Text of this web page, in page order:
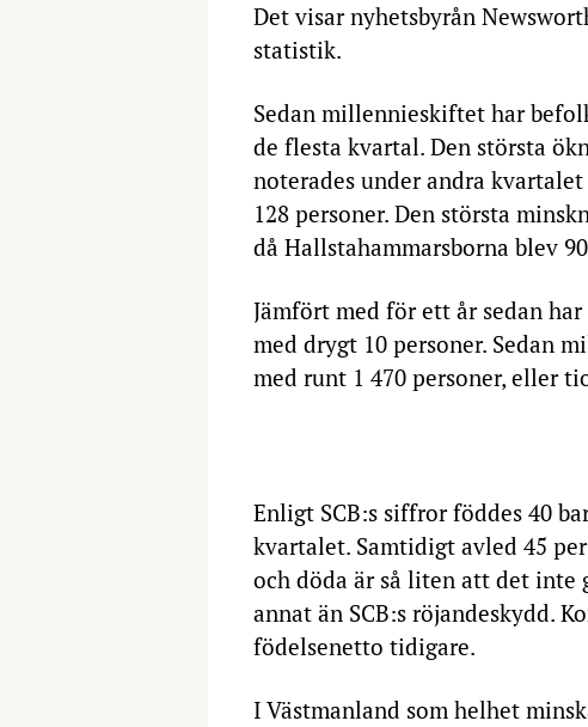
Det visar nyhetsbyrån
statistik.
Sedan millennieskiftet har
de flesta kvartal. Den största
noterades under andra
128 personer. Den största
då Hallstahammars­borna blev
Jämfört med för ett år sedan
med drygt 10 personer. Sedan
med runt 1 470 personer, eller
Enligt SCB:s siffror föddes 40
kvartalet. Samtidigt avled 45
och döda är så liten att det inte
annat än SCB:s röjandeskydd.
födelsenetto tidigare.
I Västmanland som helhet